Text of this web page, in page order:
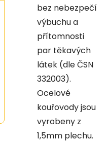
bez nebezpečí
výbuchu a
přítomnosti
par těkavých
látek (dle ČSN
332003).
Ocelové
kouřovody jsou
vyrobeny z
1,5mm plechu.